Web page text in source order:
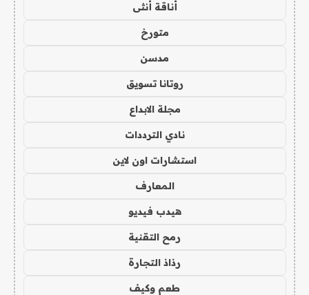
أناقة أنثى
متورخ
مدسن
روتانا تسويق
مجلة الابداع
نادي الترددات
استشارات اون لاين
المعارف
هيدب فيديو
رمح التقنية
رذاذ التجارة
طعم وكيف